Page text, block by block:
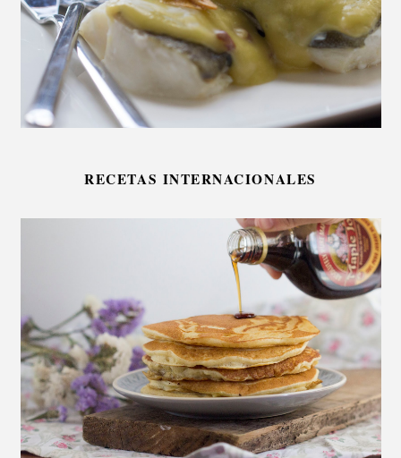
RECETAS INTERNACIONALES